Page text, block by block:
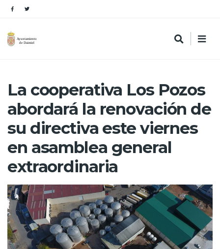
La cooperativa Los Pozos
abordará la renovación de
su directiva este viernes
en asamblea general
extraordinaria